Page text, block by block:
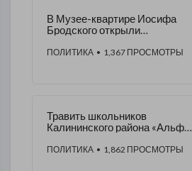
В Музее-квартире Иосифа
Бродского открыли
ПОЛИТИКА • 1,367 ПРОСМОТРЫ
Травить школьников
Калининского района «Альфа-
местные чиновники
ПОЛИТИКА • 1,862 ПРОСМОТРЫ